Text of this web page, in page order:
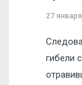
27
гибели